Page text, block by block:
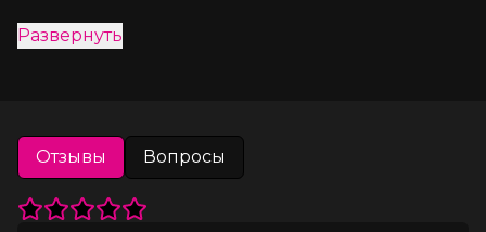
Развернуть
Отзывы Вопросы